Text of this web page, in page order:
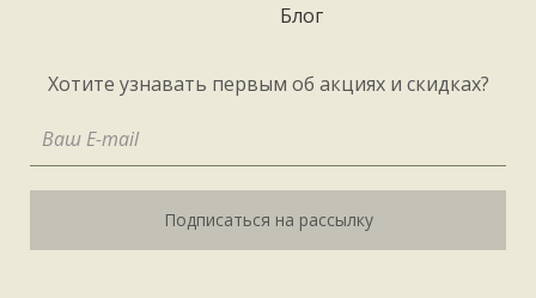
Блог
Хотите узнавать первым об акциях и скидках?
Подписаться на рассылку